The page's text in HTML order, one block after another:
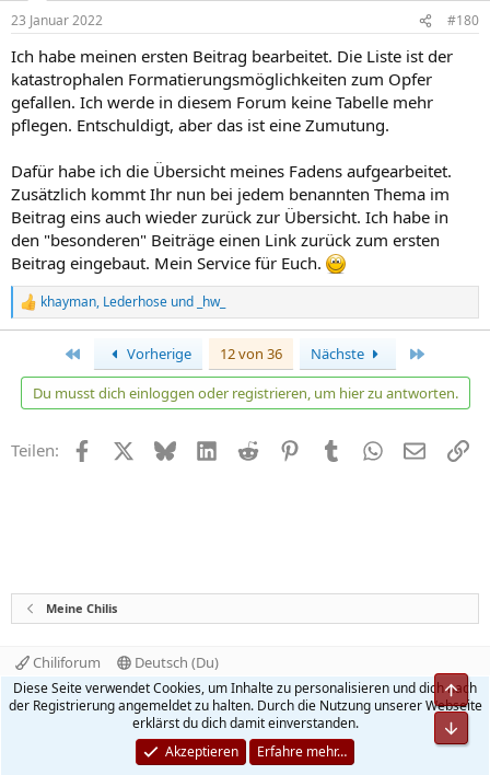
n
e
n
:
23 Januar 2022 #180
Ich habe meinen ersten Beitrag bearbeitet. Die Liste ist der
katastrophalen Formatierungsmöglichkeiten zum Opfer
gefallen. Ich werde in diesem Forum keine Tabelle mehr
pflegen. Entschuldigt, aber das ist eine Zumutung.
Dafür habe ich die Übersicht meines Fadens aufgearbeitet.
Zusätzlich kommt Ihr nun bei jedem benannten Thema im
Beitrag eins auch wieder zurück zur Übersicht. Ich habe in
den "besonderen" Beiträge einen Link zurück zum ersten
Beitrag eingebaut. Mein Service für Euch.
R
e
t
o
e
khayman, Lederhose und _hw_
Erste Vorherige 12 von 36 Nächste
Du musst dich einloggen oder registrieren, um hier zu antworten.
Teilen: Facebook BlueskyLinkedIn
Reddit PinterestTumblr WhatsApp
E-Mail
Meine Chilis
Chiliforum
Deutsch (Du)
Kontakt
Nutzungsbedingungen
Datenschutz
Hilfe und Impressum
Start
R
S
Community platform by XenForo® © 2010-2026 XenForo Ltd.
Quality Add-Ons made withbyWMTech.
Diese Seite verwendet Cookies, um Inhalte zu personalisieren und dich nach
der Registrierung angemeldet zu halten. Durch die Nutzung unserer Webseite
erklärst du dich damit einverstanden.
Akzeptieren
Erfahre mehr…